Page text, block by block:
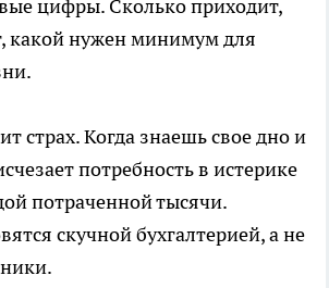
цифры. Сколько приходит,
какой нужен минимум для
страх. Когда знаешь свое дно и
потребность в истерике
потраченной тысячи.
скучной бухгалтерией, а не